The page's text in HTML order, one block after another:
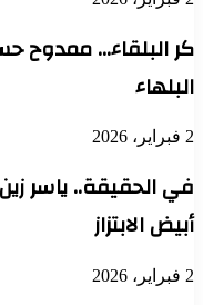
البلقاء… ممدوح
الحقيقة.. ياسر زين
الابتزاز